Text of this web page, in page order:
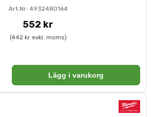
Art.Nr: 4932480164
552 kr
(442 kr exkl. moms)
Lägg i varukorg